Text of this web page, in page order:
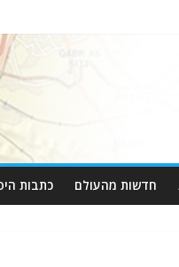
חדשות מהעולם כתבות